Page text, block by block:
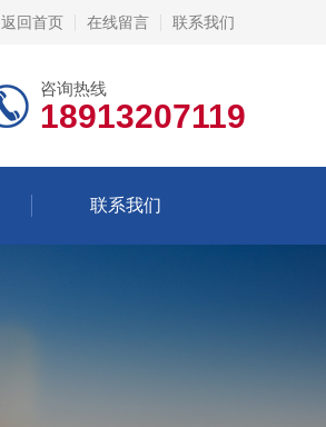
返回首页 在线留言 联系我们
咨询热线
18913207119
联系我们